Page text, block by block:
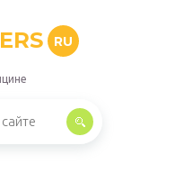
RU